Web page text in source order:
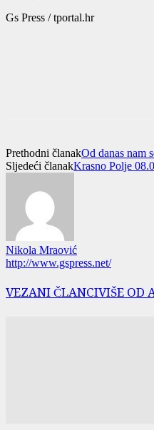
Gs Press / tportal.hr
Prethodni članakOd danas nam
Sljedeći članakKrasno Polje
Nikola Mraović
http://www.gspress.net/
VEZANI ČLANCIVIŠE OD